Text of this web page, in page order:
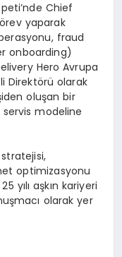
Chief
yaparak
fraud
onboarding)
Hero Avrupa
Direktörü olarak
oluşan bir
modeline
optimizasyonu
yılı aşkın kariyeri
olarak yer